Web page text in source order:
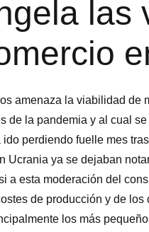
las
amenaza la viabilidad
de la pandemia y al cual
perdiendo fuelle mes
Ucrania ya se dejaban
a esta moderación del
de producción y de
los más